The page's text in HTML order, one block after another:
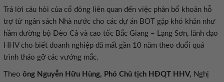
Trả lời câu hỏi của cổ đông liên quan đến việc phân bổ khoản hỗ
trợ từ ngân sách Nhà nước cho các dự án BOT gặp khó khăn như
hầm đường bộ Đèo Cả và cao tốc Bắc Giang – Lạng Sơn, lãnh đạo
HHV cho biết doanh nghiệp đã mất gần 10 năm theo đuổi quá
trình tháo gỡ các vướng mắc.
Theo ông Nguyễn Hữu Hùng, Phó Chủ tịch HĐQT HHV, Nghị